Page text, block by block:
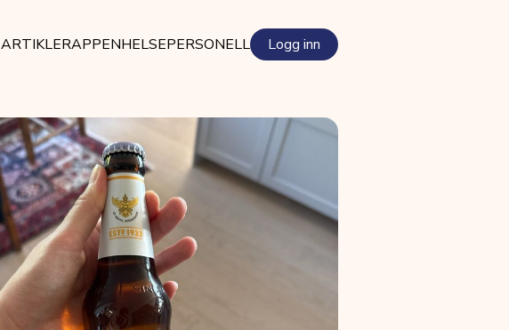
ARTIKLERAPPENHELSEPERSONELL Logg inn